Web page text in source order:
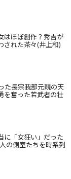
はほぼ創作？秀吉が
された茶々(井上和)
た長宗我部元親の天
を奮った若武者の壮
に「女狂い」だった
の側室たちを時系列